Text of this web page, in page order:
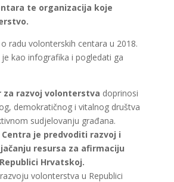
te organizacija koje
radu volonterskih centara u 2018.
kao infografika i pogledati ga
za razvoj volonterstva doprinosi
demokratičnog i vitalnog društva
sudjelovanju građana.
je predvoditi razvoj i
resursa za afirmaciju
Hrvatskoj.
volonterstva u Republici